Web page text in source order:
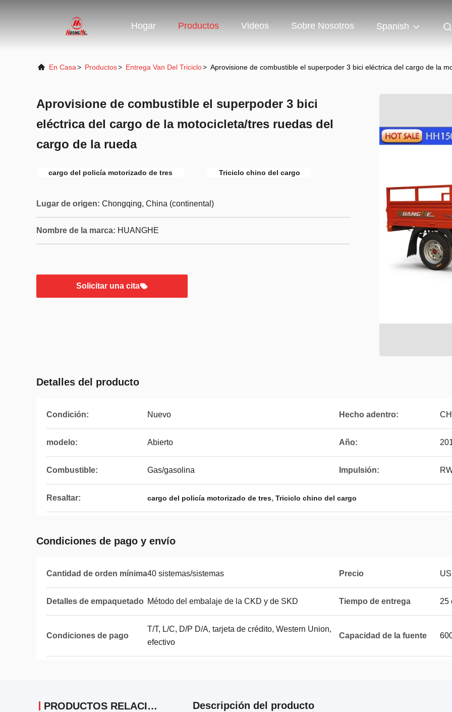
Hogar Productos Videos Sobre Nosotros Spanish
En Casa> Productos> Entrega Van Del Triciclo> Aprovisione de combustible el superpoder 3 bici eléctrica del cargo de la
Aprovisione de combustible el superpoder 3 bici
eléctrica del cargo de la motocicleta/tres ruedas del
cargo de la rueda
cargo del policía motorizado de tres Triciclo chino del cargo
Lugar de origen: Chongqing, China (continental)
Nombre de la marca: HUANGHE
Solicitar una cita
Detalles del producto
Condición: Nuevo Hecho adentro:
modelo: Abierto Año:
Combustible: Gas/gasolina Impulsión:
Resaltar: cargo del policía motorizado de tres, Triciclo chino del cargo
Condiciones de pago y envío
Cantidad de orden mínima40 sistemas/sistemas Precio
Detalles de empaquetado Método del embalaje de la CKD y de SKD Tiempo de entrega 25
Condiciones de pago
T/T, L/C, D/P D/A, tarjeta de crédito, Western Union,
efectivo
Capacidad de la fuente
PRODUCTOS RELACIONADOS Descripción del producto